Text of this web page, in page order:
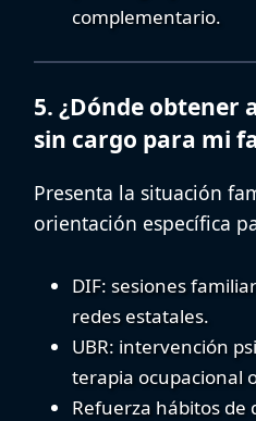
complementario.
5. ¿Dónde obtener
sin cargo para mi
Presenta la situación
orientación específica
DIF: sesiones
redes estatales.
UBR: intervención
terapia ocupacional
Refuerza hábitos de